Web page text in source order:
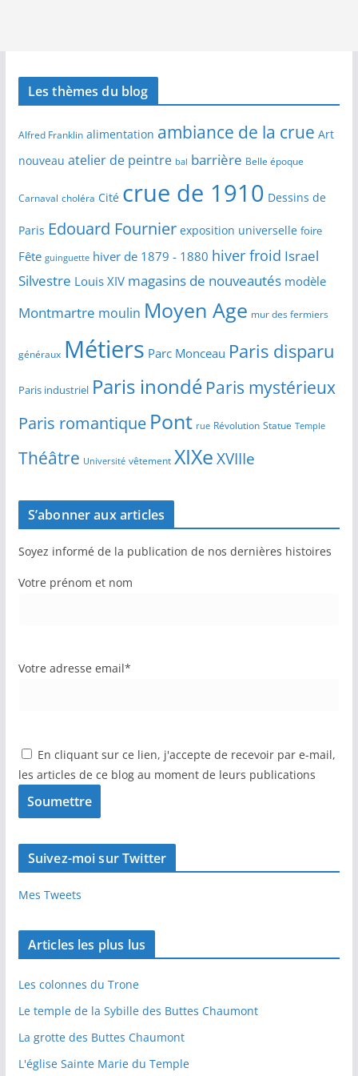
Les thèmes du blog
Alfred Franklin alimentation ambiance de la crue Art
nouveau atelier de peintre bal barrière Belle époque
Carnaval choléra Cité crue de 1910 Dessins de
Paris Edouard Fournier exposition universelle foire
Fête guinguette hiver de 1879 - 1880 hiver froid Israel
Silvestre Louis XIV magasins de nouveautés modèle
Montmartre moulin Moyen Age mur des fermiers
généraux Métiers Parc Monceau Paris disparu
Paris industriel Paris inondé Paris mystérieux
Paris romantique Pont rue Révolution Statue Temple
Théâtre Université vêtement XIXeXVIIIe
S’abonner aux articles
Soyez informé de la publication de nos dernières histoires
Votre prénom et nom
Votre adresse email*
En cliquant sur ce lien, j'accepte de recevoir par e-mail,
les articles de ce blog au moment de leurs publications
Suivez-moi sur Twitter
Mes Tweets
Articles les plus lus
Les colonnes du Trone
Le temple de la Sybille des Buttes Chaumont
La grotte des Buttes Chaumont
L'église Sainte Marie du Temple